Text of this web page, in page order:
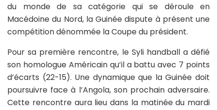
du monde de sa catégorie qui se déroule en
Macédoine du Nord, la Guinée dispute à présent une
compétition dénommée la Coupe du président.
Pour sa première rencontre, le Syli handball a défié
son homologue Américain qu’il a battu avec 7 points
d’écarts (22-15). Une dynamique que la Guinée doit
poursuivre face à l’Angola, son prochain adversaire.
Cette rencontre aura lieu dans la matinée du mardi